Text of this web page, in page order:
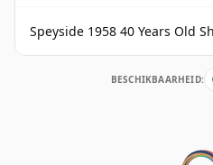
Speyside 1958 40 Years Old
BESCHIKBAARHEID: